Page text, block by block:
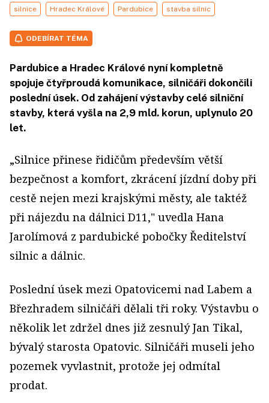
silnice Hradec Králové Pardubice stavba silnic
ODEBÍRAT TÉMA
Pardubice a Hradec Králové nyní kompletně
spojuje čtyřproudá komunikace, silničáři dokončili
poslední úsek. Od zahájení výstavby celé silniční
stavby, která vyšla na 2,9 mld. korun, uplynulo 20
let.
„Silnice přinese řidičům především větší
bezpečnost a komfort, zkrácení jízdní doby při
cestě nejen mezi krajskými městy, ale taktéž
při nájezdu na dálnici D11," uvedla Hana
Jarolímová z pardubické pobočky Ředitelství
silnic a dálnic.
Poslední úsek mezi Opatovicemi nad Labem a
Březhradem silničáři dělali tři roky. Výstavbu o
několik let zdržel dnes již zesnulý Jan Tikal,
bývalý starosta Opatovic. Silničáři museli jeho
pozemek vyvlastnit, protože jej odmítal
prodat.